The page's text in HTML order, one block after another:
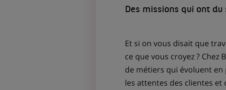
Des missions qui ont du
Et si on vous disait que
ce que vous croyez ? Chez
de métiers qui évoluent
les attentes des clientes et